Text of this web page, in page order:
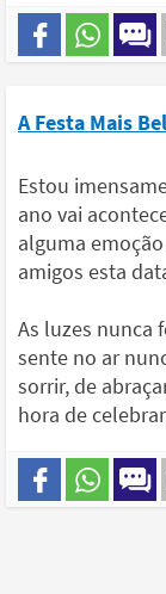
A Festa Mais
Estou
ano vai
alguma
amigos esta
As luzes nunca
sente no ar
sorrir, de
hora de